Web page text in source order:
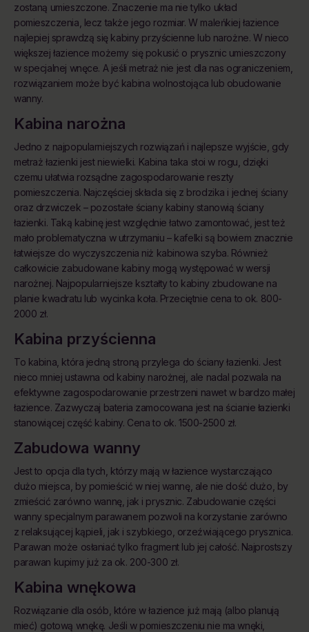
zostaną umieszczone. Znaczenie ma nie tylko układ
pomieszczenia, lecz także jego rozmiar. W maleńkiej łazience
najlepiej sprawdzą się kabiny przyścienne lub narożne. W nieco
większej łazience możemy się pokusić o prysznic umieszczony
w specjalnej wnęce. A jeśli metraż nie jest dla nas ograniczeniem,
rozwiązaniem może być kabina wolnostojąca lub obudowanie
wanny.
Kabina narożna
Jedno z najpopularniejszych rozwiązań i najlepsze wyjście, gdy
metraż łazienki jest niewielki. Kabina taka stoi w rogu, dzięki
czemu ułatwia rozsądne zagospodarowanie reszty
pomieszczenia. Najczęściej składa się z brodzika i jednej ściany
oraz drzwiczek – pozostałe ściany kabiny stanowią ściany
łazienki. Taką kabinę jest względnie łatwo zamontować, jest też
mało problematyczna w utrzymaniu – kafelki są bowiem znacznie
łatwiejsze do wyczyszczenia niż kabinowa szyba. Również
całkowicie zabudowane kabiny mogą występować w wersji
narożnej. Najpopularniejsze kształty to kabiny zbudowane na
planie kwadratu lub wycinka koła. Przeciętnie cena to ok. 800-
2000 zł.
Kabina przyścienna
To kabina, która jedną stroną przylega do ściany łazienki. Jest
nieco mniej ustawna od kabiny narożnej, ale nadal pozwala na
efektywne zagospodarowanie przestrzeni nawet w bardzo małej
łazience. Zazwyczaj bateria zamocowana jest na ścianie łazienki
stanowiącej część kabiny. Cena to ok. 1500-2500 zł.
Zabudowa wanny
Jest to opcja dla tych, którzy mają w łazience wystarczająco
dużo miejsca, by pomieścić w niej wannę, ale nie dość dużo, by
zmieścić zarówno wannę, jak i prysznic. Zabudowanie części
wanny specjalnym parawanem pozwoli na korzystanie zarówno
z relaksującej kąpieli, jak i szybkiego, orzeźwiającego prysznica.
Parawan może osłaniać tylko fragment lub jej całość. Najprostszy
parawan kupimy już za ok. 200-300 zł.
Kabina wnękowa
Rozwiązanie dla osób, które w łazience już mają (albo planują
mieć) gotową wnękę. Jeśli w pomieszczeniu nie ma wnęki,